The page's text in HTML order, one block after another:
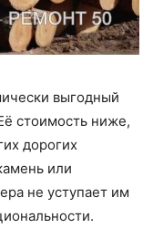
выгодный
стоимость ниже,
дорогих
или
не уступает им